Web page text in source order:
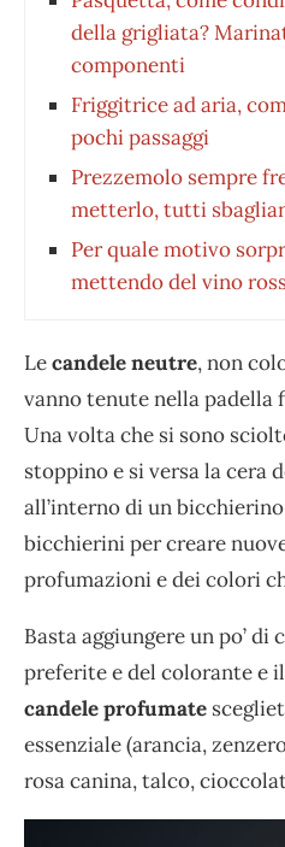
della grigliata?
componenti
Friggitrice ad aria,
pochi passaggi
Prezzemolo sempre
metterlo, tutti
Per quale motivo
mettendo del vino
Lecandele neutre, non
vanno tenute nella padella
Una volta che si sono
stoppino e si versa la cera
all’interno di un
bicchierini per creare
profumazioni e dei colori
Basta aggiungere un po’ di
preferite e del colorante e
candele profumate
essenziale (arancia,
rosa canina, talco,